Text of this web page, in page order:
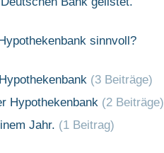
sinnvoll?
(3 Beiträge)
Hypothekenbank (2 Beiträge)
Jahr. (1 Beitrag)